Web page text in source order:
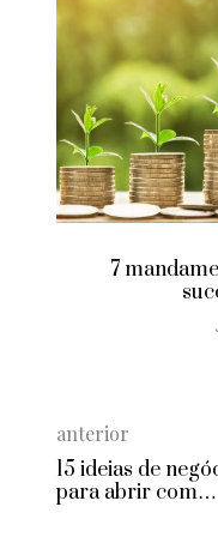
7
anterior
15 ideias de
para abrir com